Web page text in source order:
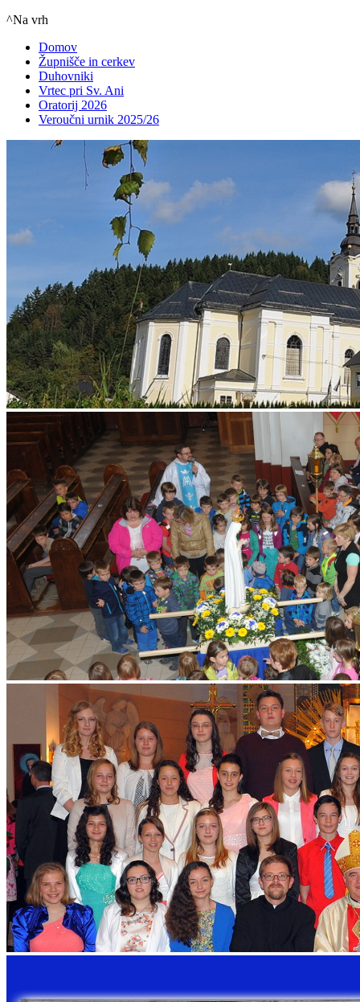
^Na vrh
Domov
Župnišče in cerkev
Duhovniki
Vrtec pri Sv. Ani
Oratorij 2026
Veroučni urnik 2025/26